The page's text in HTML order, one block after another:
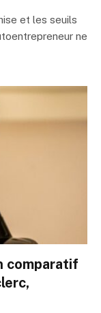
et les seuils
ne
comparatif